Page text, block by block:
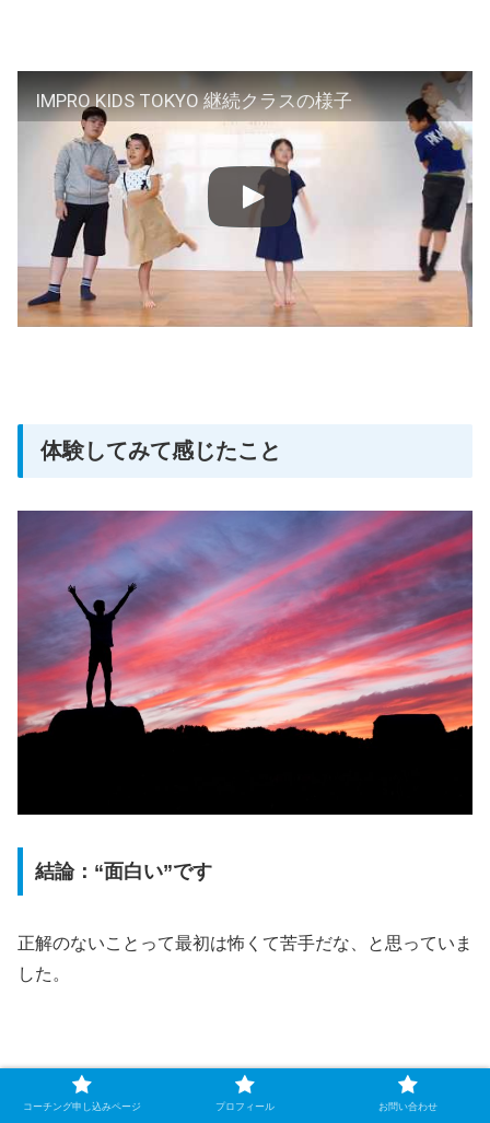
IMPRO KIDS TOKYO 継続クラスの様子
体験してみて感じたこと
結論：“面白い”です
正解のないことって最初は怖くて苦手だな、と思っていま
した。
しかし実際にやると、 面白い 。
コーチング申し込みページ プロフィール お問い合わせ